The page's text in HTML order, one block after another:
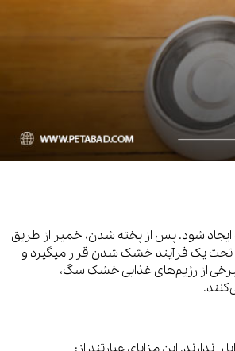
شود. پس از پخته شدن، خمیر از طریق
تحت یک فرآیند خشک شدن قرار میگیرد و
از رژیم‌های غذایی خشک سگ،